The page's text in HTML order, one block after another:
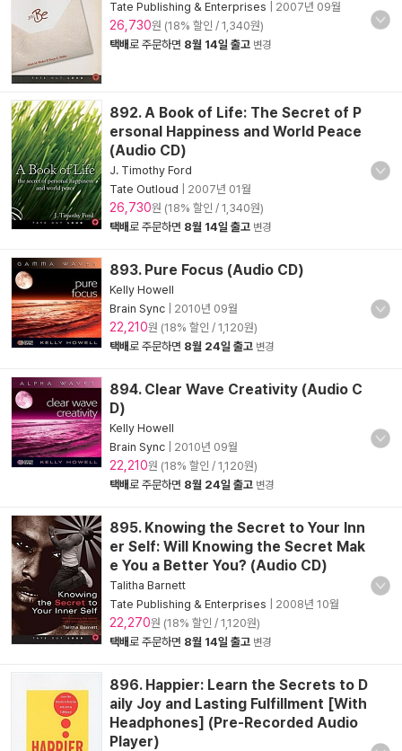
Tate Publishing & Enterprises
2007년 09월
26,730원 (18% 할인 / 1,340원)
택배로 주문하면 8월 14일 출고 변경
892. A Book of Life: The Secret of P
ersonal Happiness and World Peace
(Audio CD)
J. Timothy Ford
Tate Outloud
2007년 01월
26,730원 (18% 할인 / 1,340원)
택배로 주문하면 8월 14일 출고 변경
893. Pure Focus (Audio CD)
Kelly Howell
Brain Sync
2010년 09월
22,210원 (18% 할인 / 1,120원)
택배로 주문하면 8월 24일 출고 변경
894. Clear Wave Creativity (Audio C
D)
Kelly Howell
Brain Sync
2010년 09월
22,210원 (18% 할인 / 1,120원)
택배로 주문하면 8월 24일 출고 변경
895. Knowing the Secret to Your Inn
er Self: Will Knowing the Secret Mak
e You a Better You? (Audio CD)
Talitha Barnett
Tate Publishing & Enterprises
2008년 10월
22,270원 (18% 할인 / 1,120원)
택배로 주문하면 8월 14일 출고 변경
896. Happier: Learn the Secrets to D
aily Joy and Lasting Fulfillment [With
Headphones] (Pre-Recorded Audio
Player)